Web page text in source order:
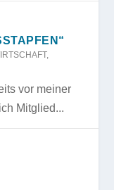
,
vor meiner
Mitglied...